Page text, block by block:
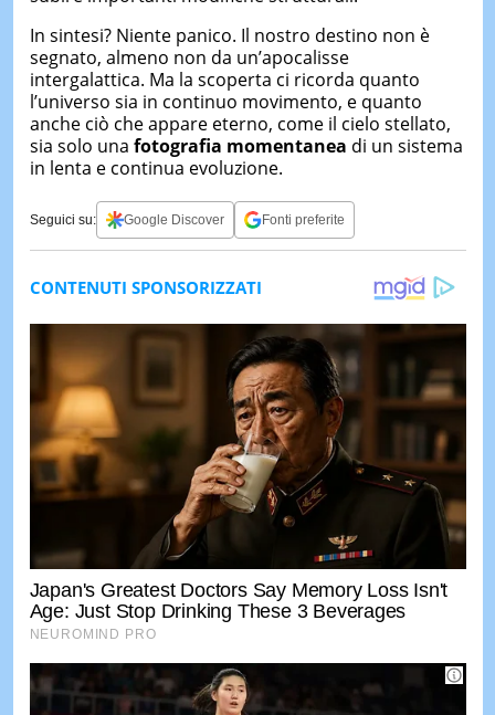
In sintesi? Niente panico. Il nostro destino non è
segnato, almeno non da un’apocalisse
intergalattica. Ma la scoperta ci ricorda quanto
l’universo sia in continuo movimento, e quanto
anche ciò che appare eterno, come il cielo stellato,
sia solo una fotografia momentanea di un sistema
in lenta e continua evoluzione.
Seguici su: Google Discover Fonti preferite